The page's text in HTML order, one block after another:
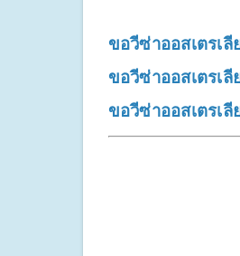
ขอวีซ่าออสเตรเ
ขอวีซ่าออสเตรเ
ขอวีซ่าออสเตรเ